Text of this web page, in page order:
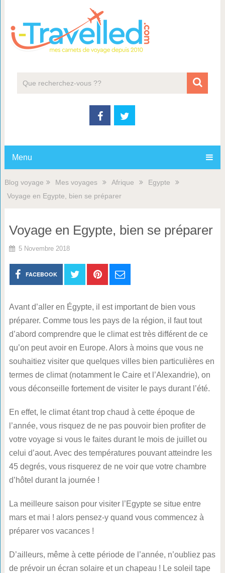
Menu
Blog voyage Mes voyages Afrique
Egypte
Voyage en Egypte, bien se préparer
Voyage en Egypte, bien se préparer
5 Novembre 2018
FACEBOOK
Avant d’aller en Égypte, il est important de bien vous
préparer. Comme tous les pays de la région, il faut tout
d’abord comprendre que le climat est très différent de ce
qu’on peut avoir en Europe. Alors à moins que vous ne
souhaitiez visiter que quelques villes bien particulières en
termes de climat (notamment le Caire et l’Alexandrie), on
vous déconseille fortement de visiter le pays durant l’été.
En effet, le climat étant trop chaud à cette époque de
l’année, vous risquez de ne pas pouvoir bien profiter de
votre voyage si vous le faites durant le mois de juillet ou
celui d’aout. Avec des températures pouvant atteindre les
45 degrés, vous risquerez de ne voir que votre chambre
d’hôtel durant la journée !
La meilleure saison pour visiter l’Egypte se situe entre
mars et mai ! alors pensez-y quand vous commencez à
préparer vos vacances !
D’ailleurs, même à cette période de l’année, n’oubliez pas
de prévoir un écran solaire et un chapeau ! Le soleil tape